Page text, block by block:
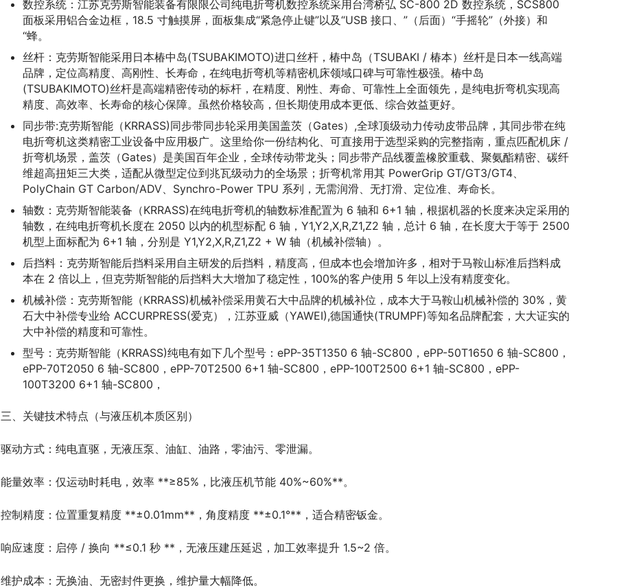
数控系统：江苏克劳斯智能装备有限限公司纯电折弯机数控系统采用台湾桥弘 SC-800 2D 数控系统，SCS800
面板采用铝合金边框，18.5 寸触摸屏，面板集成“紧急停止键”以及“USB 接口、”（后面）“手摇轮”（外接）和
“蜂。
丝杆：克劳斯智能采用日本椿中岛(TSUBAKIMOTO)进口丝杆，椿中岛（TSUBAKI / 椿本）丝杆是日本一线高端
品牌，定位高精度、高刚性、长寿命，在纯电折弯机等精密机床领域口碑与可靠性极强。椿中岛
(TSUBAKIMOTO)丝杆是高端精密传动的标杆，在精度、刚性、寿命、可靠性上全面领先，是纯电折弯机实现高
精度、高效率、长寿命的核心保障。虽然价格较高，但长期使用成本更低、综合效益更好。
同步带:克劳斯智能（KRRASS)同步带同步轮采用美国盖茨（Gates）,全球顶级动力传动皮带品牌，其同步带在纯
电折弯机这类精密工业设备中应用极广。这里给你一份结构化、可直接用于选型采购的完整指南，重点匹配机床 /
折弯机场景，盖茨（Gates）是美国百年企业，全球传动带龙头；同步带产品线覆盖橡胶重载、聚氨酯精密、碳纤
维超高扭矩三大类，适配从微型定位到兆瓦级动力的全场景；折弯机常用其 PowerGrip GT/GT3/GT4、
PolyChain GT Carbon/ADV、Synchro-Power TPU 系列，无需润滑、无打滑、定位准、寿命长。
轴数：克劳斯智能装备（KRRASS)在纯电折弯机的轴数标准配置为 6 轴和 6+1 轴，根据机器的长度来决定采用的
轴数，在纯电折弯机长度在 2050 以内的机型标配 6 轴，Y1,Y2,X,R,Z1,Z2 轴，总计 6 轴，在长度大于等于 2500
机型上面标配为 6+1 轴，分别是 Y1,Y2,X,R,Z1,Z2 + W 轴（机械补偿轴）。
后挡料：克劳斯智能后挡料采用自主研发的后挡料，精度高，但成本也会增加许多，相对于马鞍山标准后挡料成
本在 2 倍以上，但克劳斯智能的后挡料大大增加了稳定性，100%的客户使用 5 年以上没有精度变化。
机械补偿：克劳斯智能（KRRASS)机械补偿采用黄石大中品牌的机械补位，成本大于马鞍山机械补偿的 30%，黄
石大中补偿专业给 ACCURPRESS(爱克），江苏亚威（YAWEI),德国通快(TRUMPF)等知名品牌配套，大大证实的
大中补偿的精度和可靠性。
型号：克劳斯智能（KRRASS)纯电有如下几个型号：ePP-35T1350 6 轴-SC800，ePP-50T1650 6 轴-SC800，
ePP-70T2050 6 轴-SC800，ePP-70T2500 6+1 轴-SC800，ePP-100T2500 6+1 轴-SC800，ePP-
100T3200 6+1 轴-SC800，
三、关键技术特点（与液压机本质区别）
驱动方式：纯电直驱，无液压泵、油缸、油路，零油污、零泄漏。
能量效率：仅运动时耗电，效率 **≥85%，比液压机节能 40%~60%**。
控制精度：位置重复精度 **±0.01mm**，角度精度 **±0.1°**，适合精密钣金。
响应速度：启停 / 换向 **≤0.1 秒 **，无液压建压延迟，加工效率提升 1.5~2 倍。
维护成本：无换油、无密封件更换，维护量大幅降低。